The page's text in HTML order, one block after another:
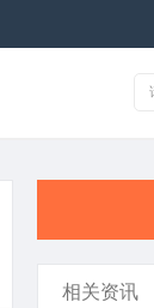
相关资讯